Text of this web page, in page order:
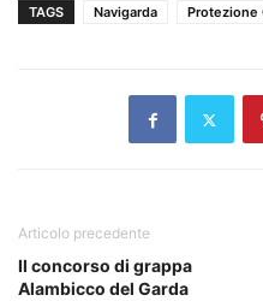
TAGS Navigarda Protezione
Articolo precedente
Il concorso di grappa
Alambicco del Garda